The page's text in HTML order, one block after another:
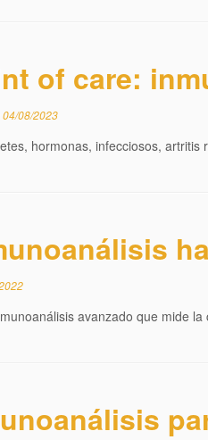
of care:
04/08/2023
hormonas, infecciosos, artritis
avanzado que mide